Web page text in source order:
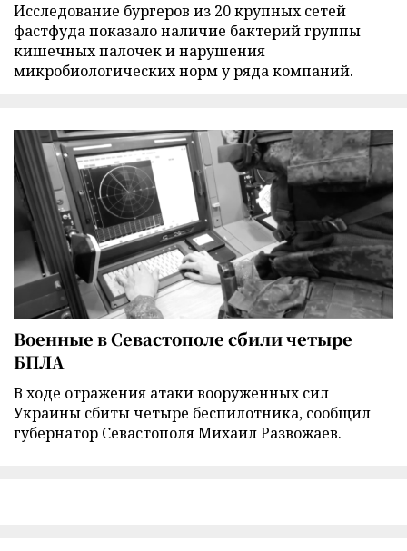
Исследование бургеров из 20 крупных сетей
фастфуда показало наличие бактерий группы
кишечных палочек и нарушения
микробиологических норм у ряда компаний.
Военные в Севастополе сбили четыре
БПЛА
В ходе отражения атаки вооруженных сил
Украины сбиты четыре беспилотника, сообщил
губернатор Севастополя Михаил Развожаев.